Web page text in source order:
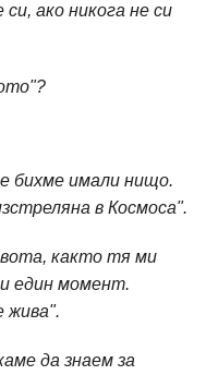
ако никога не си
бихме имали нищо.
в Космоса".
както тя ми
един момент.
жива".
да знаем за